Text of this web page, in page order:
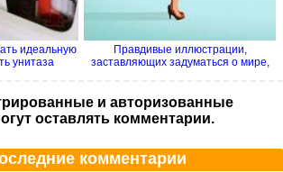
идеальную
унитаза
Правдивые иллюстрации,
заставляющих задуматься о мире,
и авторизованные
оставлять комментарии.
комментарии